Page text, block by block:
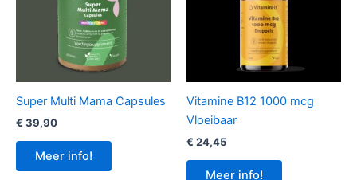
Super Multi Mama Capsules
€ 39,90
Meer info!
Vitamine B12 1000 mcg
Vloeibaar
€ 24,45
Meer info!